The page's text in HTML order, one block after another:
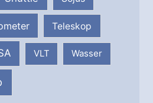
Teleskop
VLT Wasser